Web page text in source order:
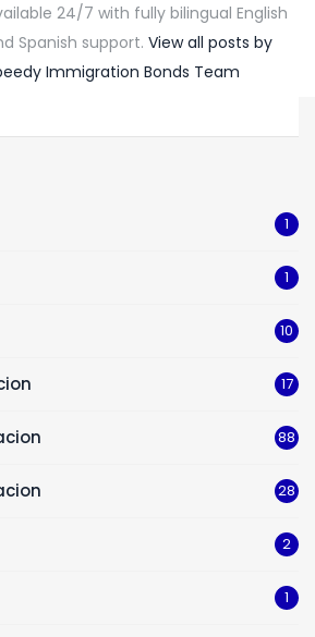
24/7 with fully bilingual English
Spanish support. View all posts by
Immigration Bonds Team
1
1
10
17
88
28
2
1